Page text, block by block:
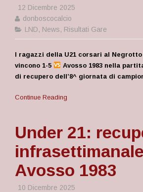
12 Dicembre 2025
donboscocalcio
LND, News, Risultati Gare
I ragazzi della U21 corsari al Negrotto
vincono 1-5
Avosso 1983 nella
di recupero dell’8^ giornata di
Continue Reading
Under 21:
Avosso 1983
10 Dicembre 2025